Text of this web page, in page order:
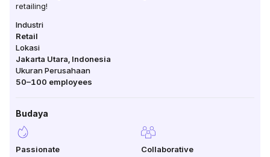
retailing!
Industri
Retail
Lokasi
Jakarta Utara Indonesia
Ukuran Perusahaan
50–100 employees
Budaya
Passionate Collaborative